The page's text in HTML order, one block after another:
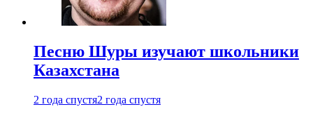
Песню Шуры изучают школьники
Казахстана
2 года спустя2 года спустя